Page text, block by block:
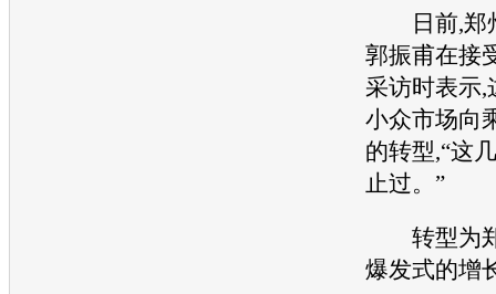
日前,郑
郭振甫在接
采访时表示,
小众市场向
的转型,“这
止过。”
转型为
爆发式的增